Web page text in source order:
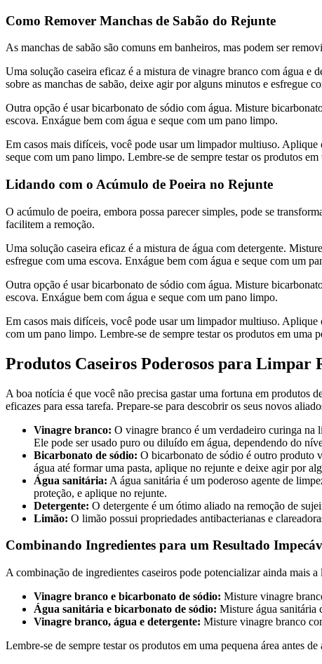
Como Remover Manchas de Sabão do Rejunte
As manchas de sabão são comuns em banheiros, mas podem ser
Uma solução caseira eficaz é a mistura de vinagre branco com água e
sobre as manchas de sabão, deixe agir por alguns minutos e esfregue
Outra opção é usar bicarbonato de sódio com água. Misture
escova. Enxágue bem com água e seque com um pano limpo.
Em casos mais difíceis, você pode usar um limpador multiuso.
seque com um pano limpo. Lembre-se de sempre testar os produtos
Lidando com o Acúmulo de Poeira no Rejunte
O acúmulo de poeira, embora possa parecer simples, pode se
facilitem a remoção.
Uma solução caseira eficaz é a mistura de água com detergente.
esfregue com uma escova. Enxágue bem com água e seque com um
Outra opção é usar bicarbonato de sódio com água. Misture
escova. Enxágue bem com água e seque com um pano limpo.
Em casos mais difíceis, você pode usar um limpador multiuso.
com um pano limpo. Lembre-se de sempre testar os produtos em uma
Produtos Caseiros Poderosos para Limpar
A boa notícia é que você não precisa gastar uma fortuna em produtos
eficazes para essa tarefa. Prepare-se para descobrir os seus novos
Vinagre branco: O vinagre branco é um verdadeiro curinga na
Ele pode ser usado puro ou diluído em água, dependendo do
Bicarbonato de sódio: O bicarbonato de sódio é outro produto
água até formar uma pasta, aplique no rejunte e deixe agir por
Água sanitária: A água sanitária é um poderoso agente de
proteção, e aplique no rejunte.
Detergente: O detergente é um ótimo aliado na remoção de
Limão: O limão possui propriedades antibacterianas e
Combinando Ingredientes para um Resultado
A combinação de ingredientes caseiros pode potencializar ainda mais
Vinagre branco e bicarbonato de sódio: Misture vinagre
Água sanitária e bicarbonato de sódio: Misture água sanitária
Vinagre branco, água e detergente: Misture vinagre branco
Lembre-se de sempre testar os produtos em uma pequena área antes